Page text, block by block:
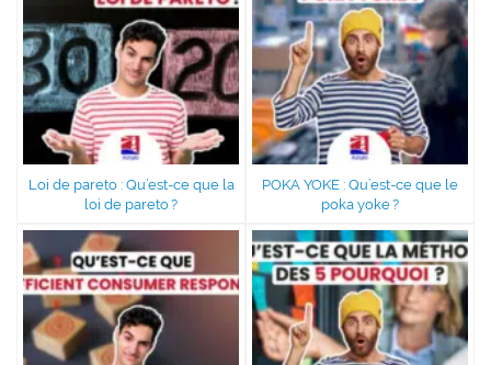
Loi de pareto : Qu’est-ce que la
loi de pareto ?
POKA YOKE : Qu’est-ce que le
poka yoke ?